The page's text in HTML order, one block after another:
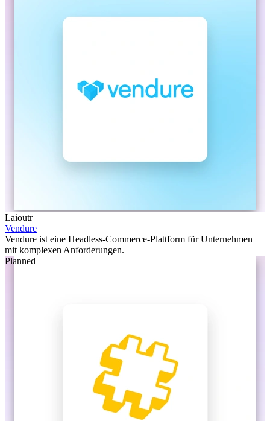
Laioutr
Vendure
Vendure ist eine Headless-Commerce-Plattform für Unternehmen
mit komplexen Anforderungen.
Planned